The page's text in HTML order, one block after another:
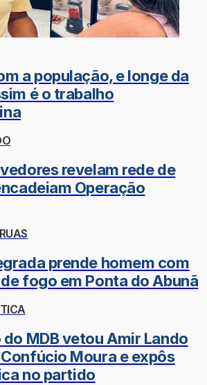
a população, e longe da
é o trabalho
revelam rede de
Operação
prende homem com
fogo em Ponta do Abunã
MDB vetou Amir Lando
Moura e expôs
no partido